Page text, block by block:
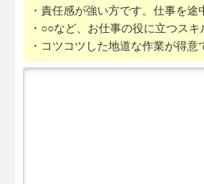
・責任感が強い方です。仕事を
・○○など、お仕事の役に立つス
・コツコツした地道な作業が得意